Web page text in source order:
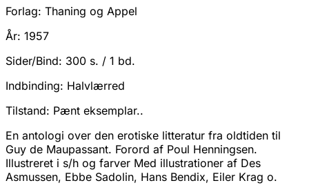
Forlag: Thaning og Appel
År: 1957
Sider/Bind: 300 s. / 1 bd.
Indbinding: Halvlærred
Tilstand: Pænt eksemplar..
En antologi over den erotiske litteratur fra oldtiden til
Guy de Maupassant. Forord af Poul Henningsen.
Illustreret i s/h og farver Med illustrationer af Des
Asmussen, Ebbe Sadolin, Hans Bendix, Eiler Krag o.